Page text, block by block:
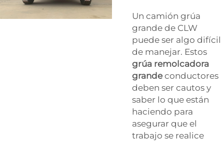
Un camión grúa
grande de CLW
puede ser algo difícil
de manejar. Estos
grúa remolcadora
grandeconductores
deben ser cautos y
saber lo que están
haciendo para
asegurar que el
trabajo se realice